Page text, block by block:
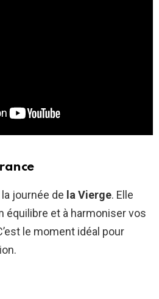
journée de la Vierge. Elle
équilibre et à harmoniser vos
le moment idéal pour